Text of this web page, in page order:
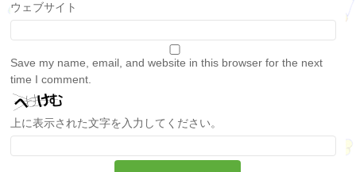
ウェブサイト
Save my name, email, and website in this browser for the next
time I comment.
上に表示された文字を入力してください。